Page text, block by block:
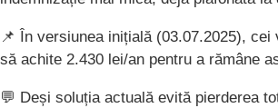
📌 În versiunea inițială (03.07.2025),
să achite 2.430 lei/an pentru a rămâne
💬 Deși soluția actuală evită pierderea